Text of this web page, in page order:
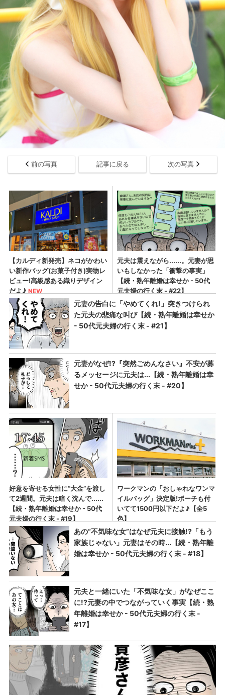
前の写真 記事に戻る 次の写真